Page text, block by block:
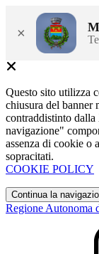
×
Questo sito utilizza
chiusura del banner
contraddistinto
navigazione"
assenza di cookie o
sopracitati.
COOKIE POLICY
Continua la
Regione Autonoma